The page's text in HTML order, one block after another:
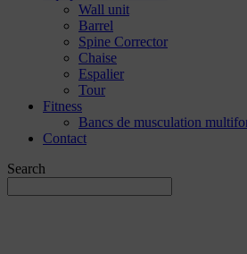
Wall unit
Barrel
Spine Corrector
Chaise
Espalier
Tour
Fitness
Bancs de musculation
Contact
Search